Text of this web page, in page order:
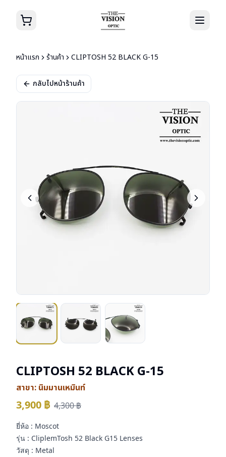
หน้าแรก ร้านค้า CLIPTOSH 52 BLACK G-15
กลับไปหน้าร้านค้า
CLIPTOSH 52 BLACK G-15
สาขา: นิมมานเหมินท์
3,900 ฿ 4,300฿
ยี่ห้อ : Moscot
รุ่น : CliplemTosh 52 Black G15 Lenses
วัสดุ : Metal